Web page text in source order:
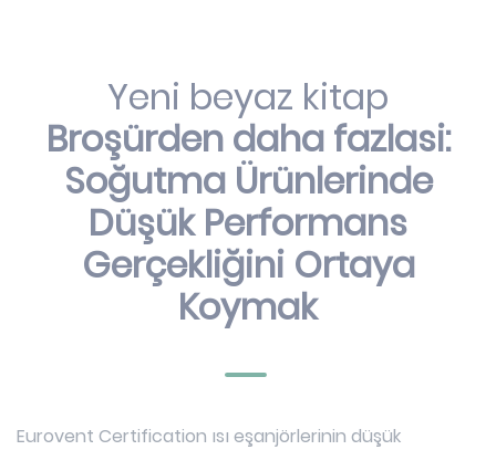
Yeni beyaz kitap
Broşürden daha fazlasi:
Soğutma Ürünlerinde
Düşük Performans
Gerçekliğini Ortaya
Koymak
Eurovent Certification ısı eşanjörlerinin düşük